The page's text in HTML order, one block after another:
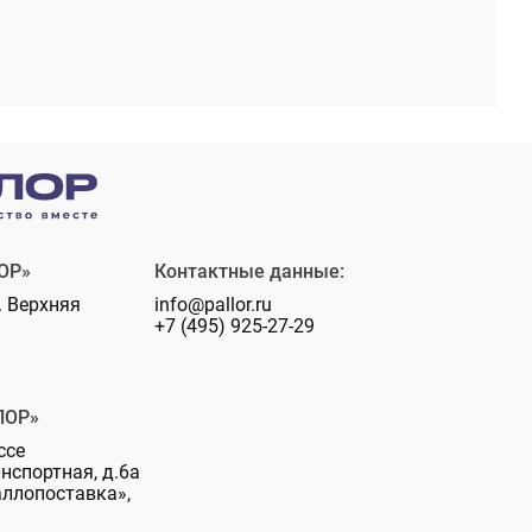
Верхняя
д.6а
Контактные данные:
info@pallor.ru
+7 (495) 925-27-29